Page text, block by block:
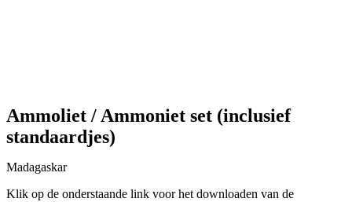
Ammoliet / Ammoniet set (inclusief
standaardjes)
Madagaskar
Klik op de onderstaande link voor het downloaden van de